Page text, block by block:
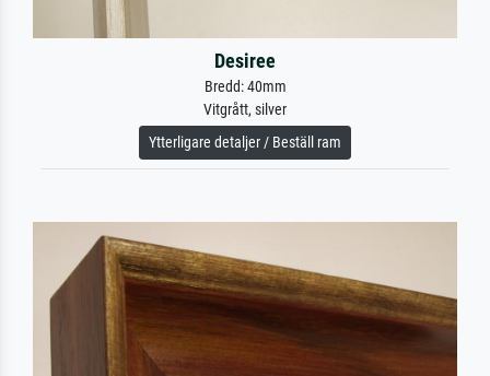
Desiree
Bredd: 40mm
Vitgrått, silver
Ytterligare detaljer / Beställ ram